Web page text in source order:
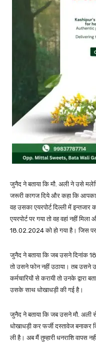
जुनैद ने बताया कि मौ. अली ने उसे
जरूरी कागज दिये और कहा कि
वह उसका एयरपोर्ट दिल्ली में
एयरपोर्ट पर गया तो वह वहां नहीं
18.02.2024 को हो गया है। जिस
जुनैद ने बताया कि जब उसने दिनांक
तो उसने फोन नहीं उठाया। तब उसने
कर्मचारियों से करायी तो उनके द्वारा
उसके साथ धोखाधड़ी की गई है।
जुनैद ने बताया कि जब उसने मौ. अली
धोखाधड़ी कर फर्जी दस्तावेज बनाकर
ली है। अब मैं तुम्हारी धनराशि वापस